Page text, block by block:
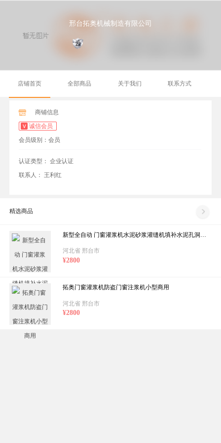
邢台拓奥机械制造有限公司
店铺首页 全部商品 关于我们 联系方式
商铺信息
诚信会员
会员级别：会员
认证类型： 企业认证
联系人： 王利红
精选商品
新型全自动 门窗灌浆机水泥砂浆灌缝机填补水泥孔洞机器
河北省 邢台市
¥2800
拓奥门窗灌浆机防盗门窗注浆机小型商用
河北省 邢台市
¥2800